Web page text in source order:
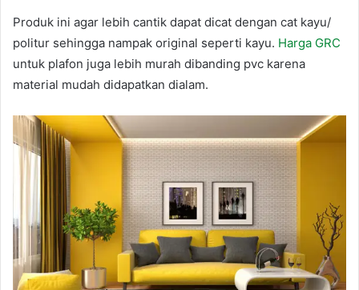
Produk ini agar lebih cantik dapat dicat dengan cat kayu/
politur sehingga nampak original seperti kayu. Harga GRC
untuk plafon juga lebih murah dibanding pvc karena
material mudah didapatkan dialam.